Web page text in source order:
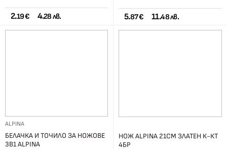
2.19 € 4.28 лв. 5.87 € 11.48 лв.
ALPINA
БЕЛАЧКА И ТОЧИЛО ЗА НОЖОВЕ
3В1 ALPINA
НОЖ ALPINA 21СМ ЗЛАТЕН К-КТ
4БР